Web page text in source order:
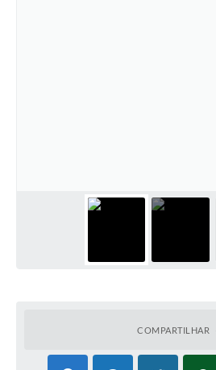
COMPARTILHAR